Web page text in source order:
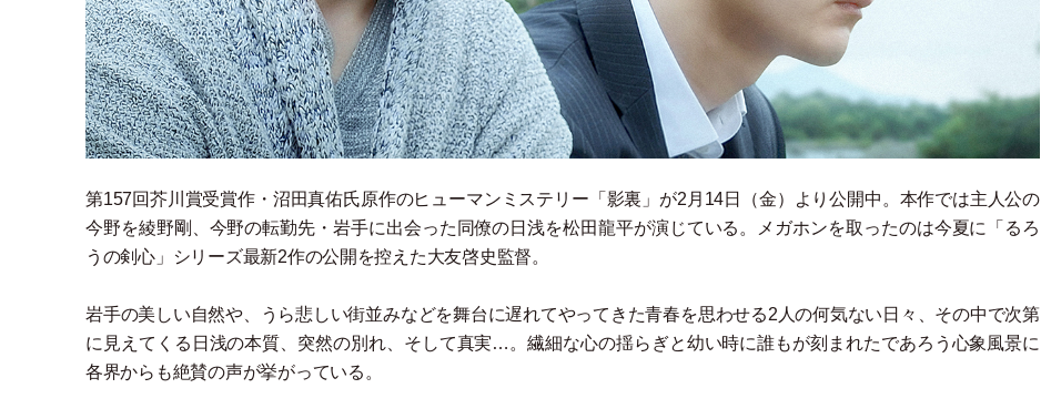
第157回芥川賞受賞作・ 沼田真佑氏原作のヒューマンミステリー 「 影裏 」 が2月14日 （金）
より公開中。本作では主人公の
今野を綾野剛、今野の転勤先 ・岩手に出会った同僚の日浅を松田龍平が演じている。メガホンを取ったのは今夏に 「 るろ
うの剣心」 シリーズ最新2作の公開を控えた大友啓史監督。
岩手の美しい自然や、うら悲しい街並みなどを舞台に遅れてやってきた青春を思わせる2人の何気ない日々、その中で次第
に見えてくる日浅の本質、突然の別れ、そして真実…。繊細な心の揺らぎと幼い時に誰もが刻まれたであろう心象風景に
各界からも絶賛の声が挙がっている。